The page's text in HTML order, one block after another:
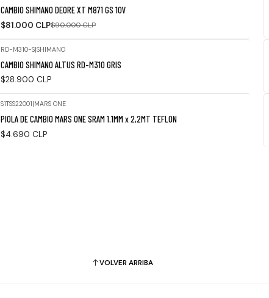
-10%
OFF
CAMBIO SHIMANO DEORE XT M871 GS 10V
$81.000 CLP$90.000 CLP
RD-M310-S|SHIMANO
CAMBIO SHIMANO ALTUS RD-M310 GRIS
$28.900 CLP
S1TSS22001|MARS ONE
PIOLA DE CAMBIO MARS ONE SRAM 1.1MM x 2,2MT TEFLON
$4.690 CLP
VOLVER ARRIBA